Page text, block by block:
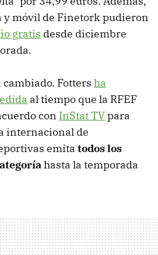
y móvil de Finetork pudieron
gratis desde diciembre
cambiado. Fotters ha
al tiempo que la RFEF
con InStat TVpara
internacional de
emita todos los
hasta la temporada